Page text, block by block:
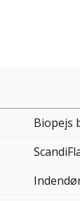
Biopejs